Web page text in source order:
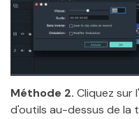
Méthode 2. Cliquez sur
d'outils au-dessus de la